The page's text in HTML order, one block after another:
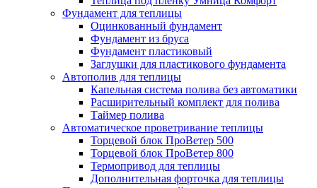
Фундамент для теплицы
Оцинкованный фундамент
Фундамент из бруса
Фундамент пластиковый
Заглушки для пластикового фундамента
Автополив для теплицы
Капельная система полива без автоматики
Расширительный комплект для полива
Таймер полива
Автоматическое проветривание теплицы
Торцевой блок ПроВетер 500
Торцевой блок ПроВетер 800
Термопривод для теплицы
Дополнительная форточка для теплицы